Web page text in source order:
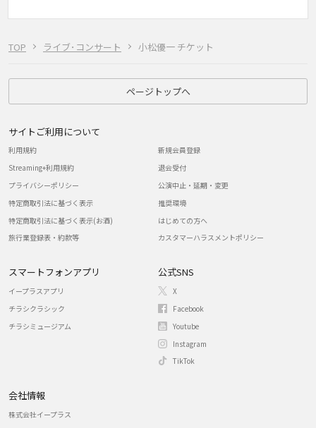
TOP ライブ･コンサート 小松優一 チケット
ページトップへ
サイトご利用について
利用規約
Streaming+利用規約
プライバシーポリシー
特定商取引法に基づく表示
特定商取引法に基づく表示(お酒)
旅行業登録表・約款等
新規会員登録
退会受付
公演中止・延期・変更
推奨環境
はじめての方へ
カスタマーハラスメントポリシー
スマートフォンアプリ
イープラスアプリ
チラシクラシック
チラシミュージアム
公式SNS
X
Facebook
Youtube
Instagram
TikTok
会社情報
株式会社イープラス